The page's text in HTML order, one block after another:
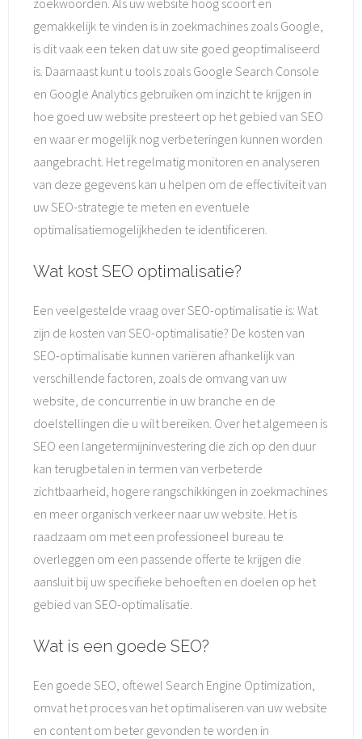
gemakkelijk te vinden is in zoekmachines zoals Google,
is dit vaak een teken dat uw site goed geoptimaliseerd
is. Daarnaast kunt u tools zoals Google Search Console
en Google Analytics gebruiken om inzicht te krijgen in
hoe goed uw website presteert op het gebied van SEO
en waar er mogelijk nog verbeteringen kunnen worden
aangebracht. Het regelmatig monitoren en analyseren
van deze gegevens kan u helpen om de effectiviteit van
uw SEO-strategie te meten en eventuele
optimalisatiemogelijkheden te identificeren.
Wat kost SEO optimalisatie?
Een veelgestelde vraag over SEO-optimalisatie is: Wat
zijn de kosten van SEO-optimalisatie? De kosten van
SEO-optimalisatie kunnen variëren afhankelijk van
verschillende factoren, zoals de omvang van uw
website, de concurrentie in uw branche en de
doelstellingen die u wilt bereiken. Over het algemeen is
SEO een langetermijninvestering die zich op den duur
kan terugbetalen in termen van verbeterde
zichtbaarheid, hogere rangschikkingen in zoekmachines
en meer organisch verkeer naar uw website. Het is
raadzaam om met een professioneel bureau te
overleggen om een passende offerte te krijgen die
aansluit bij uw specifieke behoeften en doelen op het
gebied van SEO-optimalisatie.
Wat is een goede SEO?
Een goede SEO, oftewel Search Engine Optimization,
omvat het proces van het optimaliseren van uw website
en content om beter gevonden te worden in